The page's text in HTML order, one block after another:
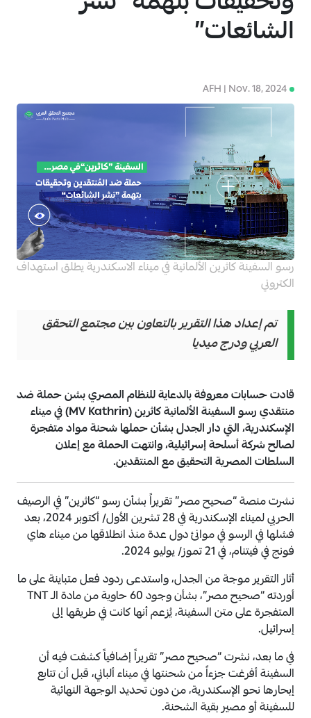
الشائعات”
AFH | Nov. 18, 2024
رسو السفينة كاثرين الألمانية في ميناء الاسكندرية يطلق استهداف
الكتروني
تم إعداد هذا التقرير بالتعاون بين مجتمع التحقق
العربي ودرج ميديا
قادت حسابات معروفة بالدعاية للنظام المصري بشن حملة ضد
منتقدي رسو السفينة الألمانية كاثرين (MV Kathrin) في ميناء
الإسكندرية، التي دار الجدل بشأن حملها شحنة مواد متفجرة
لصالح شركة أسلحة إسرائيلية، وانتهت الحملة مع إعلان
السلطات المصرية التحقيق مع المنتقدين.
نشرت منصة “صحيح مصر” تقريراً بشأن رسو “كاثرين” في الرصيف
الحربي لميناء الإسكندرية في 28 تشرين الأول/ أكتوبر 2024، بعد
فشلها في الرسو في موانئ دول عدة منذ انطلاقها من ميناء هاي
فونج في فيتنام، في 21 تموز/ يوليو 2024.
أثار التقرير موجة من الجدل، واستدعى ردود فعل متباينة على ما
أوردته “صحيح مصر”، بشأن وجود 60 حاوية من مادة الـ TNT
المتفجرة على متن السفينة، يُزعم أنها كانت في طريقها إلى
إسرائيل.
في ما بعد، نشرت “صحيح مصر” تقريراً إضافياً كشفت فيه أن
السفينة أفرغت جزءاً من شحنتها في ميناء ألباني، قبل أن تتابع
إبحارها نحو الإسكندرية، من دون تحديد الوجهة النهائية
للسفينة أو مصير بقية الشحنة.